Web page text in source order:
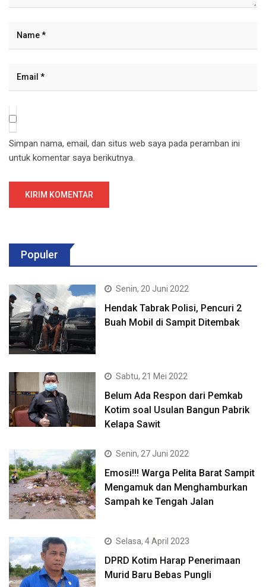
Simpan nama, email, dan situs web saya pada peramban ini
untuk komentar saya berikutnya.
Populer
Senin, 20 Juni 2022
Hendak Tabrak Polisi, Pencuri 2
Buah Mobil di Sampit Ditembak
Sabtu, 21 Mei 2022
Belum Ada Respon dari Pemkab
Kotim soal Usulan Bangun Pabrik
Kelapa Sawit
Senin, 27 Juni 2022
Emosi!!! Warga Pelita Barat Sampit
Mengamuk dan Menghamburkan
Sampah ke Tengah Jalan
Selasa, 4 April 2023
DPRD Kotim Harap Penerimaan
Murid Baru Bebas Pungli